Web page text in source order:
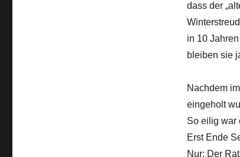
dass der
in 10
bleiben sie
Nachdem
eingeholt
So eilig war
Erst Ende
Nur: Der